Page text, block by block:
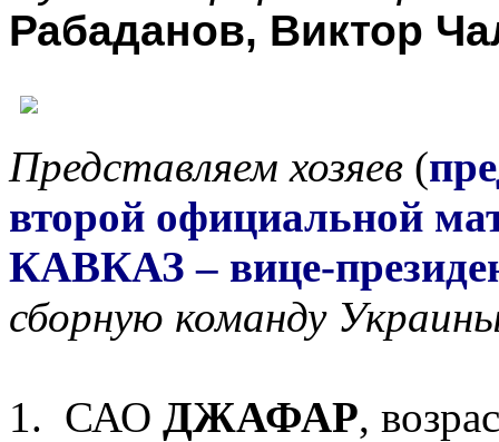
Рабаданов, Виктор
Представляем хозяев (
второй официальной
КАВКАЗ – вице-
сборную команду
1. САО ДЖАФАР,